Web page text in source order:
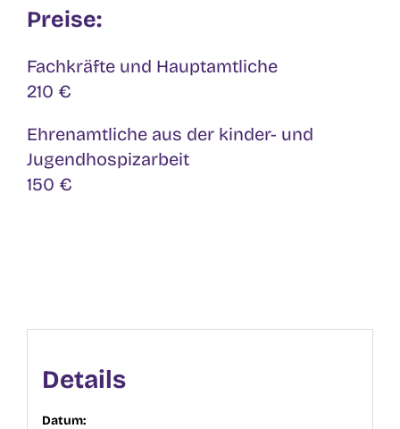
Preise:
Fachkräfte und Hauptamtliche
210 €
Ehrenamtliche aus der kinder- und
Jugendhospizarbeit
150 €
Details
Datum: